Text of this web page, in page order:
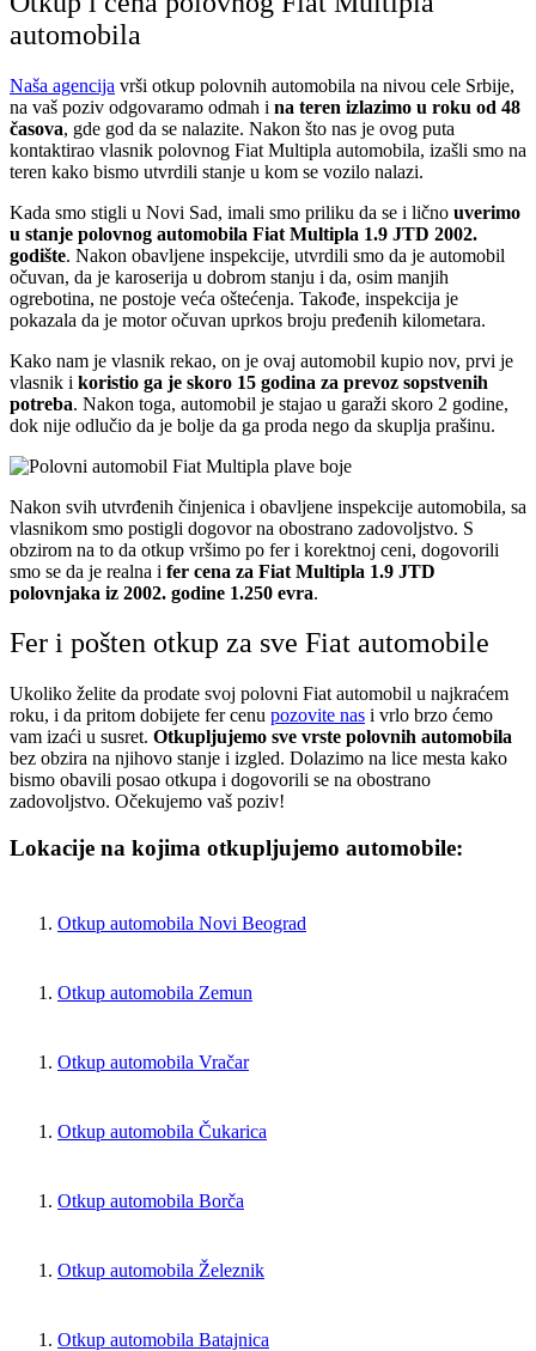
automobila
Naša agencija vrši otkup polovnih automobila na nivou cele Srbije,
na vaš poziv odgovaramo odmah i na teren izlazimo u roku od 48
časova, gde god da se nalazite. Nakon što nas je ovog puta
kontaktirao vlasnik polovnog Fiat Multipla automobila, izašli smo na
teren kako bismo utvrdili stanje u kom se vozilo nalazi.
Kada smo stigli u Novi Sad, imali smo priliku da se i lično uverimo
u stanje polovnog automobila Fiat Multipla 1.9 JTD 2002.
godište. Nakon obavljene inspekcije, utvrdili smo da je automobil
očuvan, da je karoserija u dobrom stanju i da, osim manjih
ogrebotina, ne postoje veća oštećenja. Takođe, inspekcija je
pokazala da je motor očuvan uprkos broju pređenih kilometara.
Kako nam je vlasnik rekao, on je ovaj automobil kupio nov, prvi je
vlasnik i koristio ga je skoro 15 godina za prevoz sopstvenih
potreba. Nakon toga, automobil je stajao u garaži skoro 2 godine,
dok nije odlučio da je bolje da ga proda nego da skuplja prašinu.
Nakon svih utvrđenih činjenica i obavljene inspekcije automobila, sa
vlasnikom smo postigli dogovor na obostrano zadovoljstvo. S
obzirom na to da otkup vršimo po fer i korektnoj ceni, dogovorili
smo se da je realna i fer cena za Fiat Multipla 1.9 JTD
polovnjaka iz 2002. godine 1.250 evra.
Fer i pošten otkup za sve Fiat automobile
Ukoliko želite da prodate svoj polovni Fiat automobil u najkraćem
roku, i da pritom dobijete fer cenu pozovite nas i vrlo brzo ćemo
vam izaći u susret. Otkupljujemo sve vrste polovnih automobila
bez obzira na njihovo stanje i izgled. Dolazimo na lice mesta kako
bismo obavili posao otkupa i dogovorili se na obostrano
zadovoljstvo. Očekujemo vaš poziv!
Lokacije na kojima otkupljujemo automobile:
Otkup automobila Novi Beograd
Otkup automobila Zemun
Otkup automobila Vračar
Otkup automobila Čukarica
Otkup automobila Borča
Otkup automobila Železnik
Otkup automobila Batajnica